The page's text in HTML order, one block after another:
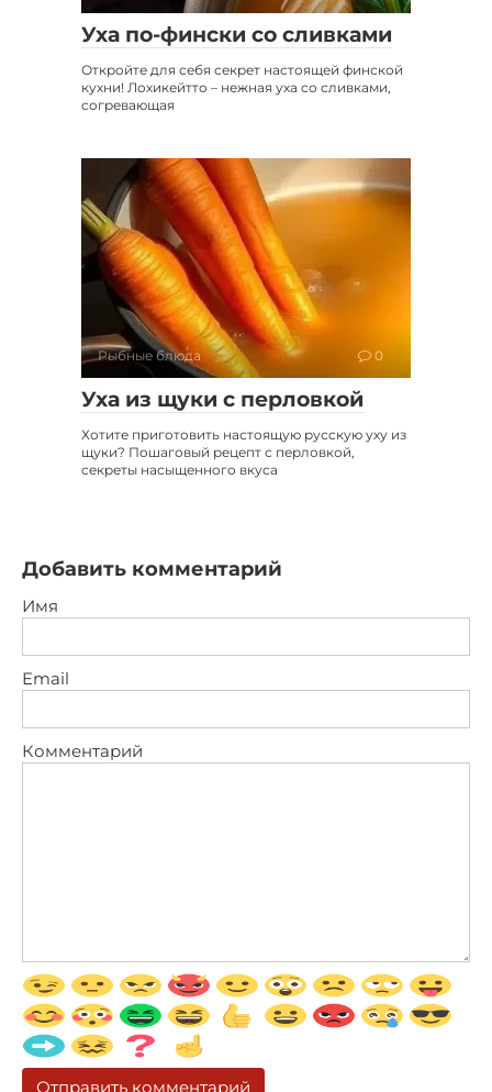
Уха по-фински со сливками
Откройте для себя секрет настоящей финской
кухни! Лохикейтто – нежная уха со сливками,
согревающая
Рыбные блюда 0
Уха из щуки с перловкой
Хотите приготовить настоящую русскую уху из
щуки? Пошаговый рецепт с перловкой,
секреты насыщенного вкуса
Добавить комментарий
Имя
Email
Комментарий